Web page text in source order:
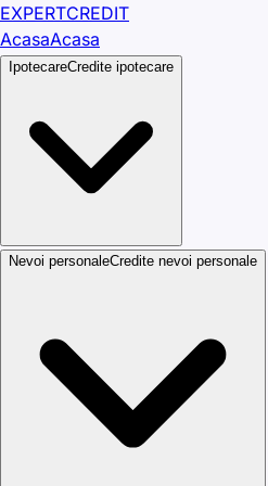
EXPERTCREDIT
AcasaAcasa
IpotecareCredite ipotecare
Nevoi personaleCredite nevoi personale